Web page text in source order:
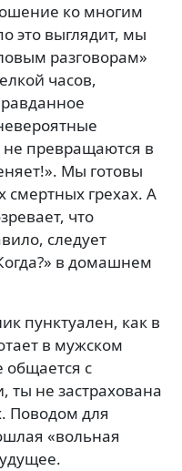
ко многим
это выглядит, мы
разговорам»
часов,
превращаются в
Мы готовы
смертных грехах. А
что
следует
в домашнем
пунктуален, как в
в мужском
общается с
не застрахована
Поводом для
«вольная